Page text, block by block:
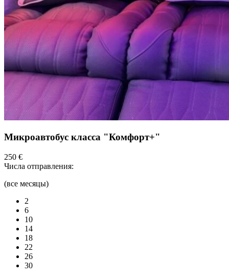
Микроавтобус класса "Комфорт+"
250 €
Числа отправления:
(все месяцы)
2
6
10
14
18
22
26
30